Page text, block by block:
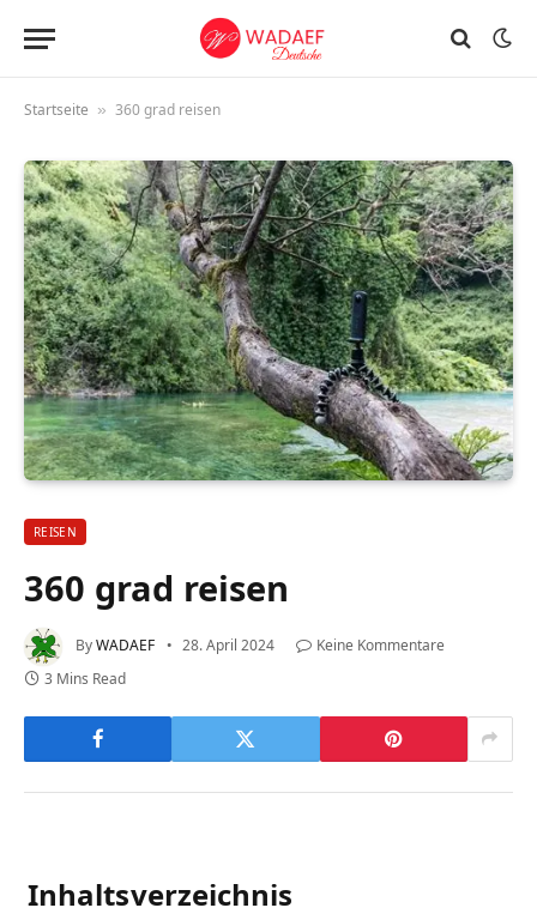
Startseite » 360 grad reisen
REISEN
360 grad reisen
ByWADAEF 28. April 2024
Keine Kommentare
3 Mins Read
Inhaltsverzeichnis